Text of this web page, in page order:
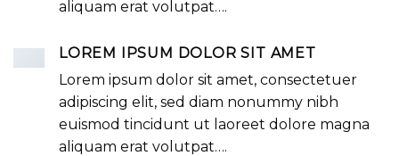
aliquam erat volutpat….
LOREM IPSUM DOLOR SIT AMET
Lorem ipsum dolor sit amet, consectetuer
adipiscing elit, sed diam nonummy nibh
euismod tincidunt ut laoreet dolore magna
aliquam erat volutpat….